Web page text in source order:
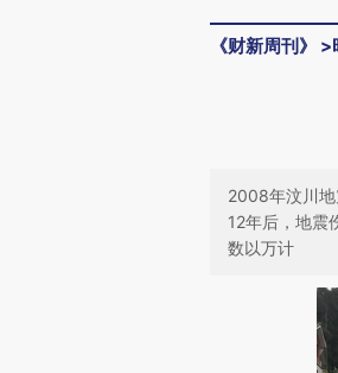
《财新周刊》 >
2008年汶川地
12年后，地震
数以万计